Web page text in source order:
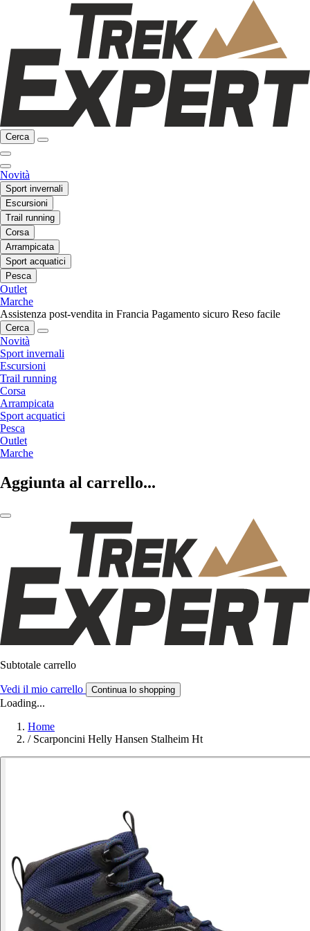
Cerca
Novità
Sport invernali
Escursioni
Trail running
Corsa
Arrampicata
Sport acquatici
Pesca
Outlet
Marche
Assistenza post-vendita in Francia Pagamento sicuro Reso facile
Cerca
Novità
Sport invernali
Escursioni
Trail running
Corsa
Arrampicata
Sport acquatici
Pesca
Outlet
Marche
Aggiunta al carrello...
Subtotale carrello
Vedi il mio carrello Continua lo shopping
Loading...
Home
/ Scarponcini Helly Hansen Stalheim Ht